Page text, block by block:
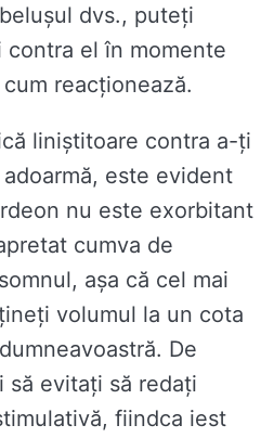
dvs., puteți
el în momente
reacționează.
liniștitoare contra a-ți
este evident
nu este exorbitant
cumva de
așa că cel mai
volumul la un cota
De
să evitați să redați
fiindca iest